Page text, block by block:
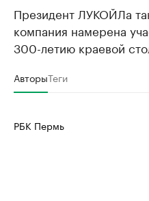
Президент ЛУКОЙЛа
компания намерена
300-летию краевой
АвторыТеги
РБК Пермь